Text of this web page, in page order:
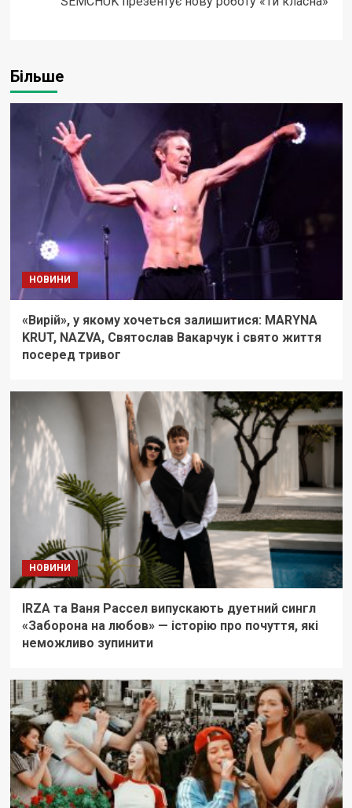
Більше
НОВИНИ
«Вирій», у якому хочеться залишитися: MARYNA
KRUT, NAZVA, Святослав Вакарчук і свято життя
посеред тривог
НОВИНИ
IRZA та Ваня Рассел випускають дуетний сингл
«Заборона на любов» — історію про почуття, які
неможливо зупинити